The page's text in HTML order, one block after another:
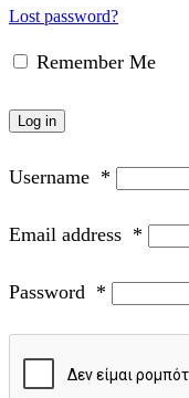
Lost password?
Remember Me
Log in
Username *
Email address *
Password *